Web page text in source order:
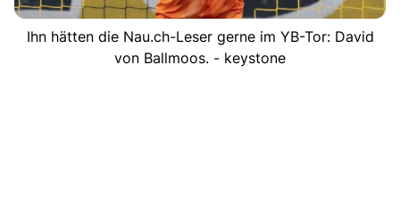
Ihn hätten die Nau.ch-Leser gerne im YB-Tor: David
von Ballmoos. - keystone